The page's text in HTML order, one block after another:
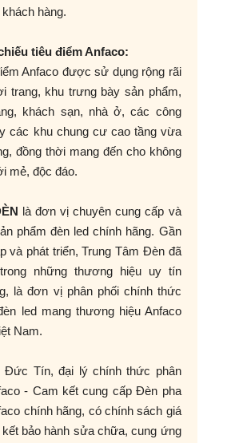
hàng.
tiêu điểm Anfaco:
Anfaco được sử dụng rộng rãi
trang, khu trưng bày sản phẩm,
khách sạn, nhà ở, các công
các khu chung cư cao tầng vừa
đồng thời mang đến cho không
mẻ, độc đáo.
là đơn vị chuyên cung cấp và
phẩm đèn led chính hãng. Gần
và phát triển, Trung Tâm Đèn đã
những thương hiệu uy tín
là đơn vị phân phối chính thức
led mang thương hiệu Anfaco
Nam.
Đức Tín, đại lý chính thức phân
- Cam kết cung cấp Đèn pha
chính hãng, có chính sách giá
bảo hành sửa chữa, cung ứng